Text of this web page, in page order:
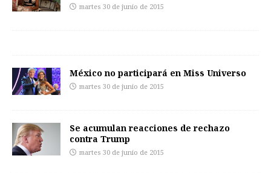
martes 30 de junio de 2015
México no participará en Miss Universo
martes 30 de junio de 2015
Se acumulan reacciones de rechazo
contra Trump
martes 30 de junio de 2015